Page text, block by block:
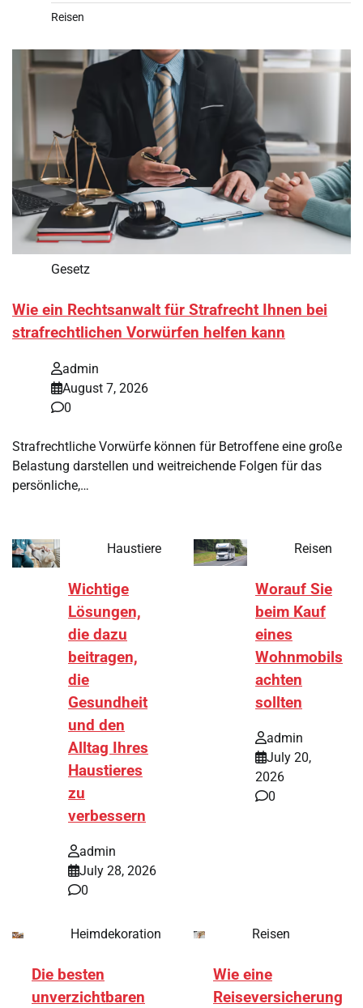
Reisen
Gesetz
Wie ein Rechtsanwalt für Strafrecht Ihnen bei
strafrechtlichen Vorwürfen helfen kann
admin
August 7, 2026
0
Strafrechtliche Vorwürfe können für Betroffene eine große
Belastung darstellen und weitreichende Folgen für das
persönliche,…
Haustiere
Wichtige
Lösungen,
die dazu
beitragen,
die
Gesundheit
und den
Alltag Ihres
Haustieres
zu
verbessern
admin
July 28, 2026
0
Reisen
Worauf Sie
beim Kauf
eines
Wohnmobils
achten
sollten
admin
July 20,
2026
0
Heimdekoration
Die besten
unverzichtbaren
Reisen
Wie eine
Reiseversicherung